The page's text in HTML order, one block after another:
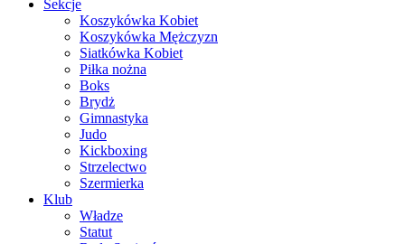
Sekcje
Koszykówka Kobiet
Koszykówka Mężczyzn
Siatkówka Kobiet
Piłka nożna
Boks
Brydż
Gimnastyka
Judo
Kickboxing
Strzelectwo
Szermierka
Klub
Władze
Statut